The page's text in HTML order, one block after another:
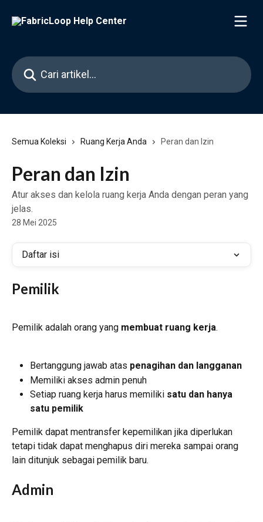
Cari artikel...
Semua Koleksi Ruang Kerja Anda Peran dan Izin
Peran dan Izin
Atur akses dan kelola ruang kerja Anda dengan peran yang
jelas.
28 Mei 2025
Daftar isi
Pemilik
Pemilik adalah orang yang membuat ruang kerja.
Bertanggung jawab atas penagihan dan langganan
Memiliki akses admin penuh
Setiap ruang kerja harus memiliki satu dan hanya
satu pemilik
Pemilik dapat mentransfer kepemilikan jika diperlukan
tetapi tidak dapat menghapus diri mereka sampai orang
lain ditunjuk sebagai pemilik baru.
Admin